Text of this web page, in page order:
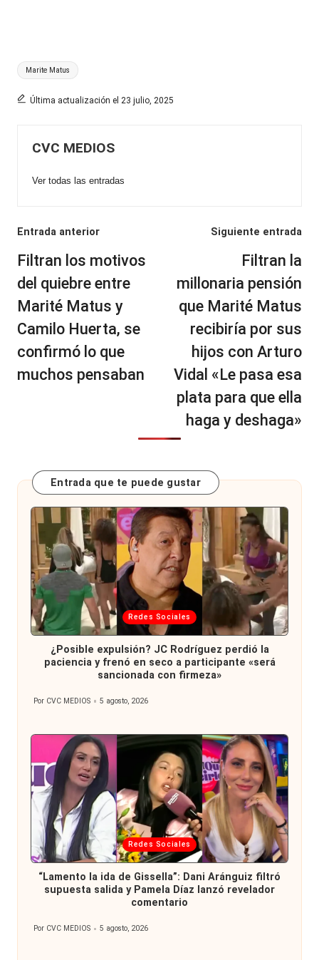
Etiquetas:
Marite Matus
Última actualización el 23 julio, 2025
CVC MEDIOS
Ver todas las entradas
Navegación
de
entradas
Entrada anterior
Filtran los motivos
del quiebre entre
Marité Matus y
Camilo Huerta, se
confirmó lo que
muchos pensaban
Siguiente entrada
Filtran la
millonaria pensión
que Marité Matus
recibiría por sus
hijos con Arturo
Vidal «Le pasa esa
plata para que ella
haga y deshaga»
Entrada que te puede gustar
Publicada
en
Redes Sociales
¿Posible expulsión? JC Rodríguez perdió la
paciencia y frenó en seco a participante «será
sancionada con firmeza»
Publicado
Por CVC MEDIOS 5 agosto, 2026
Publicada
en
Redes Sociales
“Lamento la ida de Gissella”: Dani Aránguiz filtró
supuesta salida y Pamela Díaz lanzó revelador
comentario
Publicado
Por CVC MEDIOS 5 agosto, 2026